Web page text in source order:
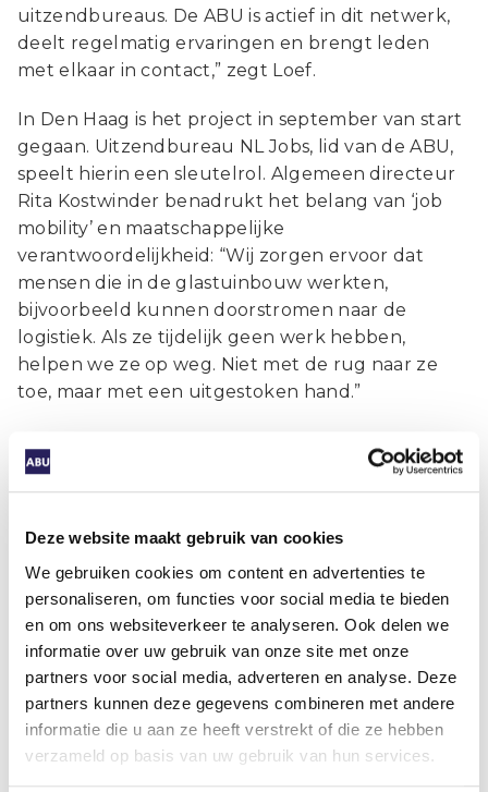
Deze website maakt gebruik van cookies
We gebruiken cookies om content en advertenties te
personaliseren, om functies voor social media te bieden
en om ons websiteverkeer te analyseren. Ook delen we
informatie over uw gebruik van onze site met onze
partners voor social media, adverteren en analyse. Deze
partners kunnen deze gegevens combineren met andere
informatie die u aan ze heeft verstrekt of die ze hebben
verzameld op basis van uw gebruik van hun services.
uitzendbureaus. De ABU is actief in dit netwerk,
deelt regelmatig ervaringen en brengt leden
met elkaar in contact,” zegt Loef.
In Den Haag is het project in september van start
gegaan. Uitzendbureau NL Jobs, lid van de ABU,
speelt hierin een sleutelrol. Algemeen directeur
Rita Kostwinder benadrukt het belang van ‘job
mobility’ en maatschappelijke
verantwoordelijkheid: “Wij zorgen ervoor dat
mensen die in de glastuinbouw werkten,
bijvoorbeeld kunnen doorstromen naar de
logistiek. Als ze tijdelijk geen werk hebben,
helpen we ze op weg. Niet met de rug naar ze
toe, maar met een uitgestoken hand.”
bedden beschikbaar zijn, wordt nauw
samengewerkt met het Leger des Heils, Fairwork
arbeidsmigranten aan passende werkgevers, mét
aandacht voor hun welzijn. “Iedere kandidaat
krijgt een welzijnsbuddy,” aldus Kostwinder. “We
leggen ook bij de opdrachtgever uit wat deze
persoon heeft meegemaakt. Alleen zo kun je
menswaardig herstellen.”
Van pilot naar beleid